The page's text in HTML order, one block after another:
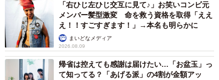
「右ひじ左ひじ交互に見て♪」お笑いコンビ元
メンバー髪型激変 命を救う資格を取得「ええ
え！！すごすぎます！」→本名も明らかに
まいどなメディア
2026.08.09
帰省は控えても感謝は届けたい…「お盆玉」っ
て知ってる？「あげる派」の4割が金額アッ